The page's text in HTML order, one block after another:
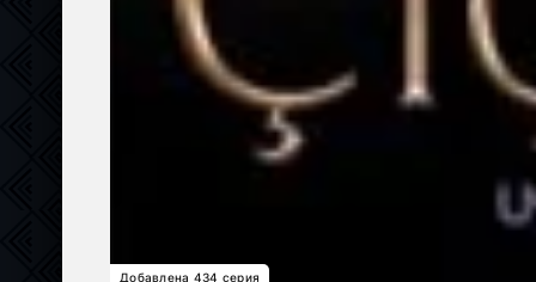
Добавлена 434 серия